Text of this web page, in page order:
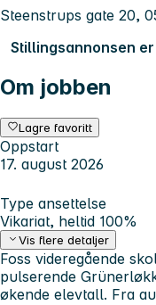
Steenstrups gate 20,
Stillingsannonsen er
Om jobben
Lagre favoritt
Oppstart
17. august 2026
Type ansettelse
Vikariat, heltid 100%
Vis flere detaljer
Foss videregående
pulserende
økende elevtall. Fra